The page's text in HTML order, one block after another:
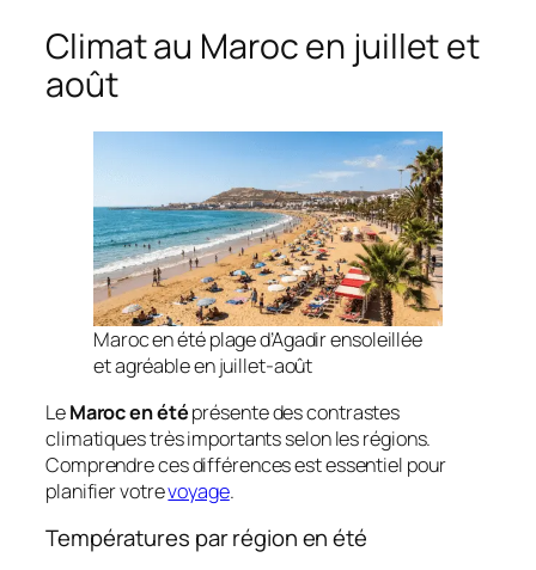
Climat au Maroc en juillet et
août
Maroc en été plage d’Agadir ensoleillée
et agréable en juillet-août
LeMaroc en étéprésente des contrastes
climatiques très importants selon les régions.
Comprendre ces différences est essentiel pour
planifier votrevoyage.
Températures par région en été